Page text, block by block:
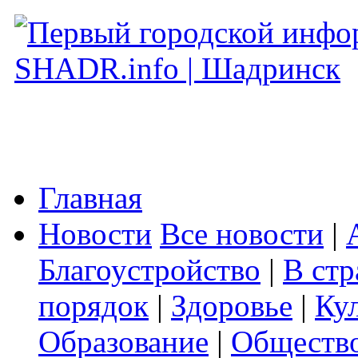
Главная
Новости Все новости |
Благоустройство | В
порядок | Здоровье |
Образование |